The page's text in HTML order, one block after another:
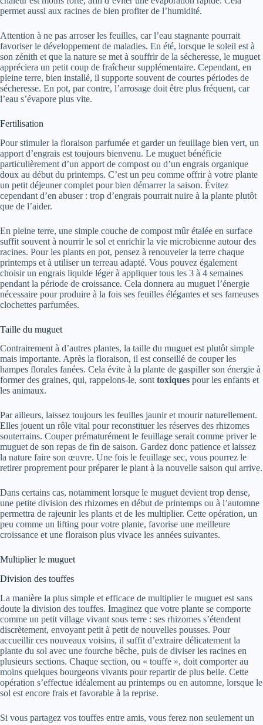
permet aussi aux racines de bien profiter de l’humidité.
Attention à ne pas arroser les feuilles, car l’eau stagnante pourrait
favoriser le développement de maladies. En été, lorsque le soleil est à
son zénith et que la nature se met à souffrir de la sécheresse, le muguet
appréciera un petit coup de fraîcheur supplémentaire. Cependant, en
pleine terre, bien installé, il supporte souvent de courtes périodes de
sécheresse. En pot, par contre, l’arrosage doit être plus fréquent, car
l’eau s’évapore plus vite.
Fertilisation
Pour stimuler la floraison parfumée et garder un feuillage bien vert, un
apport d’engrais est toujours bienvenu. Le muguet bénéficie
particulièrement d’un apport de compost ou d’un engrais organique
doux au début du printemps. C’est un peu comme offrir à votre plante
un petit déjeuner complet pour bien démarrer la saison. Évitez
cependant d’en abuser : trop d’engrais pourrait nuire à la plante plutôt
que de l’aider.
En pleine terre, une simple couche de compost mûr étalée en surface
suffit souvent à nourrir le sol et enrichir la vie microbienne autour des
racines. Pour les plants en pot, pensez à renouveler la terre chaque
printemps et à utiliser un terreau adapté. Vous pouvez également
choisir un engrais liquide léger à appliquer tous les 3 à 4 semaines
pendant la période de croissance. Cela donnera au muguet l’énergie
nécessaire pour produire à la fois ses feuilles élégantes et ses fameuses
clochettes parfumées.
Taille du muguet
Contrairement à d’autres plantes, la taille du muguet est plutôt simple
mais importante. Après la floraison, il est conseillé de couper les
hampes florales fanées. Cela évite à la plante de gaspiller son énergie à
former des graines, qui, rappelons-le, sont toxiques pour les enfants et
les animaux.
Par ailleurs, laissez toujours les feuilles jaunir et mourir naturellement.
Elles jouent un rôle vital pour reconstituer les réserves des rhizomes
souterrains. Couper prématurément le feuillage serait comme priver le
muguet de son repas de fin de saison. Gardez donc patience et laissez
la nature faire son œuvre. Une fois le feuillage sec, vous pourrez le
retirer proprement pour préparer le plant à la nouvelle saison qui arrive.
Dans certains cas, notamment lorsque le muguet devient trop dense,
une petite division des rhizomes en début de printemps ou à l’automne
permettra de rajeunir les plants et de les multiplier. Cette opération, un
peu comme un lifting pour votre plante, favorise une meilleure
croissance et une floraison plus vivace les années suivantes.
Multiplier le muguet
Division des touffes
La manière la plus simple et efficace de multiplier le muguet est sans
doute la division des touffes. Imaginez que votre plante se comporte
comme un petit village vivant sous terre : ses rhizomes s’étendent
discrètement, envoyant petit à petit de nouvelles pousses. Pour
accueillir ces nouveaux voisins, il suffit d’extraire délicatement la
plante du sol avec une fourche bêche, puis de diviser les racines en
plusieurs sections. Chaque section, ou « touffe », doit comporter au
moins quelques bourgeons vivants pour repartir de plus belle. Cette
opération s’effectue idéalement au printemps ou en automne, lorsque le
sol est encore frais et favorable à la reprise.
Si vous partagez vos touffes entre amis, vous ferez non seulement un